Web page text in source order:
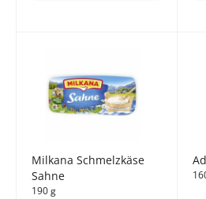
Milkana Schmelzkäse
Sahne
190 g